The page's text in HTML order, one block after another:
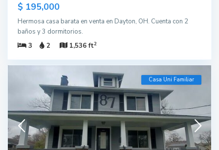
$ 195,000
Hermosa casa barata en venta en Dayton, OH. Cuenta con 2
baños y 3 dormitorios.
3
2 1,536 ft2
Casa Uni Familiar